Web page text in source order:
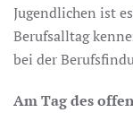
Jugendlichen ist
Berufsalltag
bei der
Am Tag des